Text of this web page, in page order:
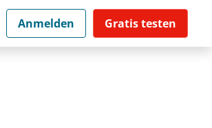
Anmelden Gratis testen